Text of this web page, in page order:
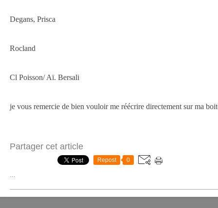
Degans, Prisca
Rocland
Cl Poisson/ Aï. Bersali
je vous remercie de bien vouloir me réécrire directement sur ma
Partager cet article
Repost 0